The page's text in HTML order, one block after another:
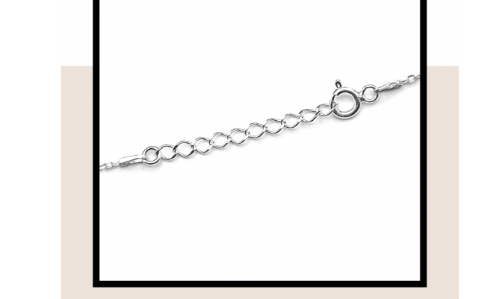
Brățări din Aur cu șnur reglabil